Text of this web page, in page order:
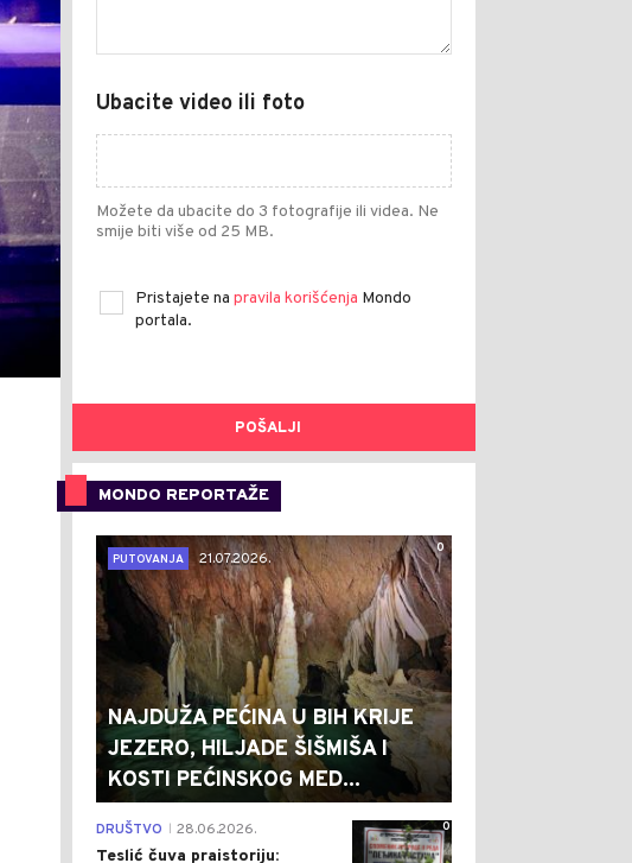
Ubacite video ili foto
Možete da ubacite do 3 fotografije ili videa. Ne
smije biti više od 25 MB.
Pristajete na pravila korišćenja Mondo
portala.
POŠALJI
MONDO REPORTAŽE
0
PUTOVANJA
21.07.2026.
NAJDUŽA PEĆINA U BIH KRIJE
JEZERO, HILJADE ŠIŠMIŠA I
KOSTI PEĆINSKOG MED...
0
DRUŠTVO 28.06.2026.
Teslić čuva praistoriju: